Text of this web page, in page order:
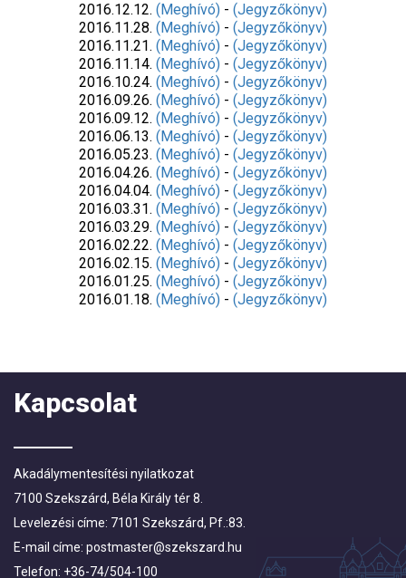
2016.12.12. (Meghívó) - (Jegyzőkönyv)
2016.11.28. (Meghívó) - (Jegyzőkönyv)
2016.11.21. (Meghívó) - (Jegyzőkönyv)
2016.11.14. (Meghívó) - (Jegyzőkönyv)
2016.10.24. (Meghívó) - (Jegyzőkönyv)
2016.09.26. (Meghívó) - (Jegyzőkönyv)
2016.09.12. (Meghívó) - (Jegyzőkönyv)
2016.06.13. (Meghívó) - (Jegyzőkönyv)
2016.05.23. (Meghívó) - (Jegyzőkönyv)
2016.04.26. (Meghívó) - (Jegyzőkönyv)
2016.04.04. (Meghívó) - (Jegyzőkönyv)
2016.03.31. (Meghívó) - (Jegyzőkönyv)
2016.03.29. (Meghívó) - (Jegyzőkönyv)
2016.02.22. (Meghívó) - (Jegyzőkönyv)
2016.02.15. (Meghívó) - (Jegyzőkönyv)
2016.01.25. (Meghívó) - (Jegyzőkönyv)
2016.01.18. (Meghívó) - (Jegyzőkönyv)
Kapcsolat
Akadálymentesítési nyilatkozat
7100 Szekszárd, Béla Király tér 8.
Levelezési címe: 7101 Szekszárd, Pf.:83.
E-mail címe: postmaster@szekszard.hu
Telefon: +36-74/504-100